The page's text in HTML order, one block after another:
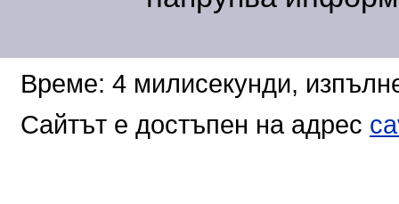
Време: 4 милисекунди,
Сайтът е достъпен на адрес